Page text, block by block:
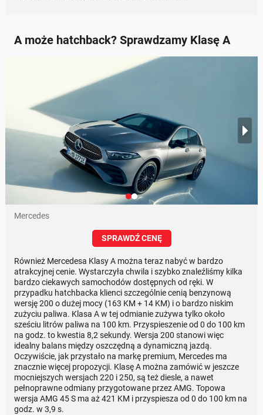
A może hatchback? Sprawdzamy Klasę A
Mercedes
SPRAWDŹ CENĘ
Również Mercedesa Klasy A można teraz nabyć w bardzo
atrakcyjnej cenie. Wystarczyła chwila i szybko znaleźliśmy kilka
bardzo ciekawych samochodów dostępnych od ręki. W
przypadku hatchbacka klienci szczególnie cenią benzynową
wersję 200 o dużej mocy (163 KM + 14 KM) i o bardzo niskim
zużyciu paliwa. Klasa A w tej odmianie zużywa tylko około
sześciu litrów paliwa na 100 km. Przyspieszenie od 0 do 100 km
na godz. to kwestia 8,2 sekundy. Wersja 200 stanowi więc
idealny balans między oszczędną a dynamiczną jazdą.
Oczywiście, jak przystało na markę premium, Mercedes ma
znacznie więcej propozycji. Klasę A można zamówić w jeszcze
mocniejszych wersjach 220 i 250, są też diesle, a nawet
pełnoprawne odmiany przygotowane przez AMG. Topowa
wersja AMG 45 S ma aż 421 KM i przyspiesza od 0 do 100 km na
godz. w 3,9 s.